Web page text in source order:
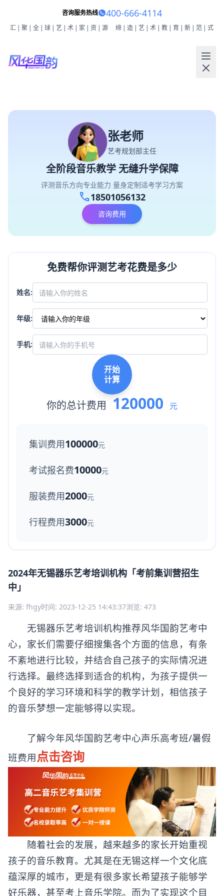
咨询服务热线 400-666-4114
汇|聚|全|球|艺|术|家|资|源 缔|造|艺|术|教|育|新|范|式
张老师
艺考规划部主任
全阶段音乐教学 无缝升学保障
评测音乐方向专业能力 量身定制适考学习方案
call18501056132
咨询费用
免费帮你评测艺考花费是多少
姓名:
年级:
手机:
开始
计算
你的总计费用 120000 元
集训费用100000元
考试报名费10000元
服装费用2000元
行程费用3000元
2024年无锡器乐艺考培训机构「考前集训营招生
中」
来源: fhgy时间: 2023-12-25 14:43:37浏览: 473
无锡器乐艺考培训机构推荐风华国韵艺考中
心，家长们需要仔细搜集各个方面的信息，有条
不紊地进行比较，并结合自己孩子的实际情况进
行选择。最终选择到适合的机构，为孩子提供一
个良好的学习环境和科学的教学计划，相信孩子
的音乐梦想一定能够得以实现。
了解今年风华国韵艺考中心声乐高考班/暑假
班费用点击咨询
随着社会的发展，越来越多的家长开始重视
孩子的音乐教育。尤其是在无锡这样一个文化底
蕴深厚的城市，更是有很多家长希望孩子能够学
好乐器，甚至考上音乐学院。而为了实现这个目